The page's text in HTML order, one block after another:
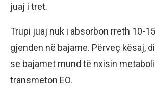
juaj i tret.
Trupi juaj nuk i absorbon rreth 10-
gjenden në bajame. Përveç kësaj,
se bajamet mund të nxisin
transmeton EO.